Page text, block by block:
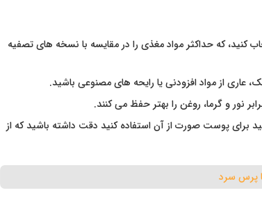
کنید، که حداکثر مواد مغذی را در مقایسه با نسخه های تصفیه
نور و گرما، روغن را بهتر حفظ می کنند.
پوست صورت از آن استفاده کنید دقت داشته باشید که از
پرس سرد